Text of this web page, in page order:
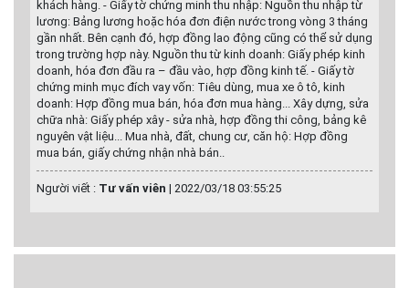
khách hàng. - Giấy tờ chứng minh thu nhập: Nguồn thu nhập từ
lương: Bảng lương hoặc hóa đơn điện nước trong vòng 3 tháng
gần nhất. Bên cạnh đó, hợp đồng lao động cũng có thể sử dụng
trong trường hợp này. Nguồn thu từ kinh doanh: Giấy phép kinh
doanh, hóa đơn đầu ra – đầu vào, hợp đồng kinh tế. - Giấy tờ
chứng minh mục đích vay vốn: Tiêu dùng, mua xe ô tô, kinh
doanh: Hợp đồng mua bán, hóa đơn mua hàng... Xây dựng, sửa
chữa nhà: Giấy phép xây - sửa nhà, hợp đồng thi công, bảng kê
nguyên vật liệu... Mua nhà, đất, chung cư, căn hộ: Hợp đồng
mua bán, giấy chứng nhận nhà bán..
Người viết : Tư vấn viên | 2022/03/18 03:55:25